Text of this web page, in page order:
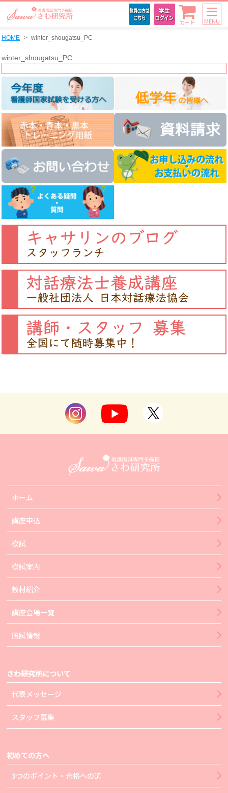
カート MENU
HOME winter_shougatsu_PC
winter_shougatsu_PC
ホーム
講座申込
模試
模試案内
教材紹介
講座会場一覧
国試情報
さわ研究所について
代表メッセージ
スタッフ募集
初めての方へ
3つのポイント・合格への道